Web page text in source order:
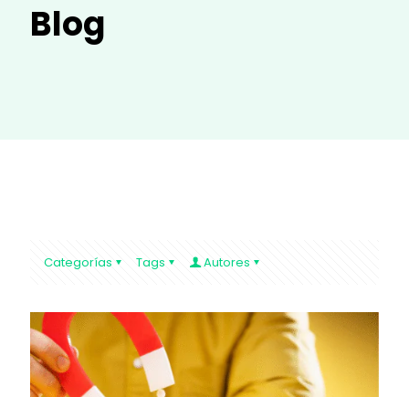
Blog
Categorías Tags Autores